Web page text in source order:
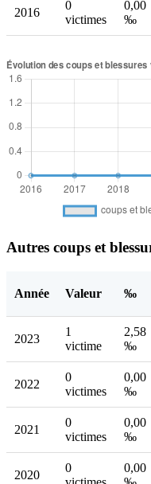
2016
0
victimes
0,00
‰
Autres coups et
Année Valeur ‰
2023
1
victime
2,58
‰
2022
0
victimes
0,00
‰
2021
0
victimes
0,00
‰
2020
0
0,00